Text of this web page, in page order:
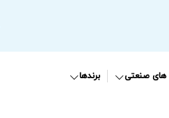
های صنعتی برندها